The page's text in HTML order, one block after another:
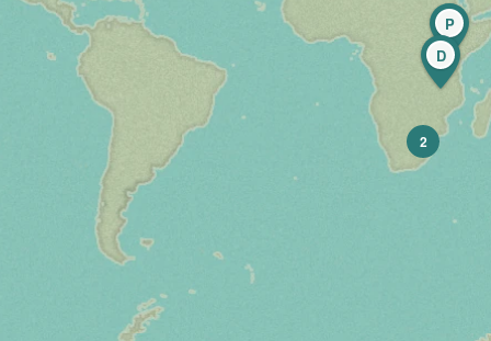
D
P
2